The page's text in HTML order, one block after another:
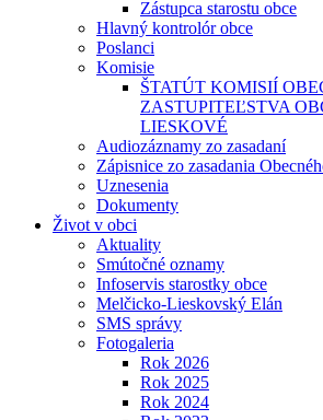
Zástupca starostu obce
Hlavný kontrolór obce
Poslanci
Komisie
ŠTATÚT KOMISIÍ
ZASTUPITEĽSTVA
LIESKOVÉ
Audiozáznamy zo zasadaní
Zápisnice zo zasadania
Uznesenia
Dokumenty
Život v obci
Aktuality
Smútočné oznamy
Infoservis starostky obce
Melčicko-Lieskovský Elán
SMS správy
Fotogaleria
Rok 2026
Rok 2025
Rok 2024